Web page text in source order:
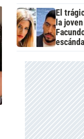
El
la